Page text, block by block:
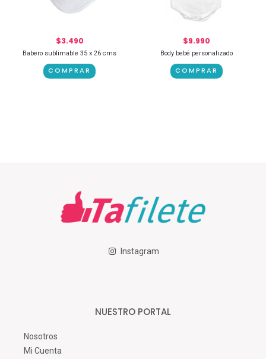
$3.490
Babero sublimable 35 x 26 cms
COMPRAR
$9.990
Body bebé personalizado
COMPRAR
Instagram
NUESTRO PORTAL
Nosotros
Mi Cuenta